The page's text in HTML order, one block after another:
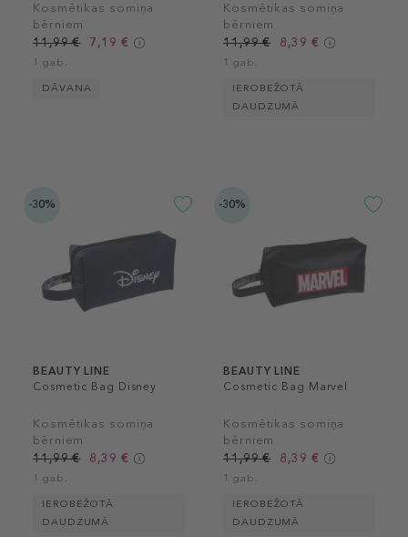
Kosmētikas somiņa
bērniem
11,99 €
7,19 €
1 gab.
DĀVANA
Kosmētikas somiņa
bērniem
11,99 €
8,39 €
1 gab.
IEROBEŽOTĀ
DAUDZUMĀ
-30%
BEAUTY LINE
Cosmetic Bag Disney
Kosmētikas somiņa
bērniem
11,99 €
8,39 €
1 gab.
IEROBEŽOTĀ
DAUDZUMĀ
-30%
BEAUTY LINE
Cosmetic Bag Marvel
Kosmētikas somiņa
bērniem
11,99 €
8,39 €
1 gab.
IEROBEŽOTĀ
DAUDZUMĀ